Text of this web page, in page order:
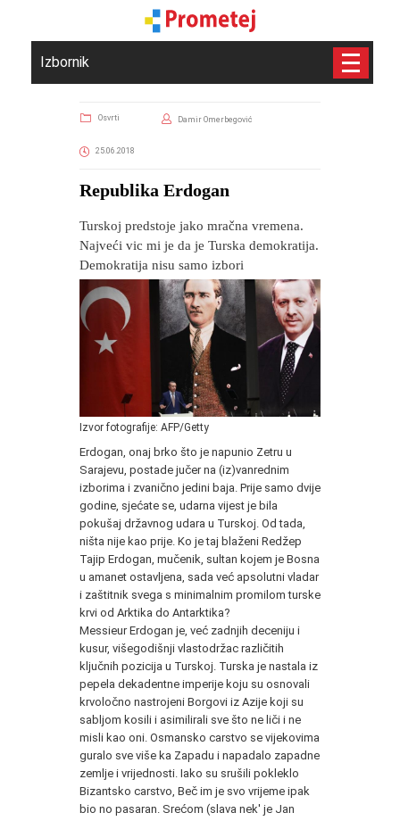
Izbornik
Osvrti Damir Omerbegović
25.06.2018
Republika Erdogan
Turskoj predstoje jako mračna vremena.
Najveći vic mi je da je Turska demokratija.
Demokratija nisu samo izbori
Izvor fotografije: AFP/Getty
Erdogan, onaj brko što je napunio Zetru u
Sarajevu, postade jučer na (iz)vanrednim
izborima i zvanično jedini baja. Prije samo dvije
godine, sjećate se, udarna vijest je bila
pokušaj državnog udara u Turskoj. Od tada,
ništa nije kao prije. Ko je taj blaženi Redžep
Tajip Erdogan, mučenik, sultan kojem je Bosna
u amanet ostavljena, sada već apsolutni vladar
i zaštitnik svega s minimalnim promilom turske
krvi od Arktika do Antarktika?
Messieur Erdogan je, već zadnjih deceniju i
kusur, višegodišnji vlastodržac različitih
ključnih pozicija u Turskoj. Turska je nastala iz
pepela dekadentne imperije koju su osnovali
krvoločno nastrojeni Borgovi iz Azije koji su
sabljom kosili i asimilirali sve što ne liči i ne
misli kao oni. Osmansko carstvo se vijekovima
guralo sve više ka Zapadu i napadalo zapadne
zemlje i vrijednosti. Iako su srušili pokleklo
Bizantsko carstvo, Beč im je svo vrijeme ipak
bio no pasaran. Srećom (slava nek' je Jan